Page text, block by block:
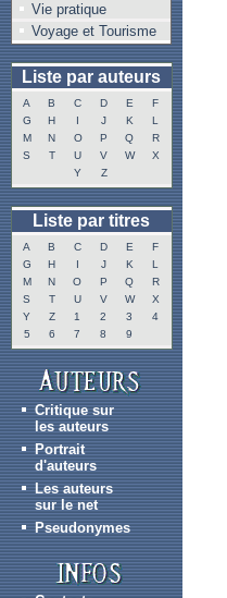
Vie pratique
Voyage et Tourisme
Liste par auteurs
A B C D E
F
G
H I J K
L
M
N O P Q
R
S
T U V W
X
Y
Z
Liste par titres
A B C D E
F
G
H I J K
L
M
N O P Q
R
S
T U V W
X
Y
Z 1 2 3
4
5
6 7 8 9
Critique sur
les auteurs
Portrait
d'auteurs
Les auteurs
sur le net
Pseudonymes